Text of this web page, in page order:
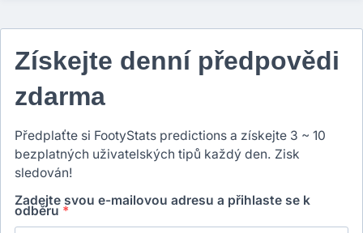
Získejte denní předpovědi
zdarma
Předplaťte si FootyStats predictions a získejte 3 ~ 10
bezplatných uživatelských tipů každý den. Zisk
sledován!
Zadejte svou e-mailovou adresu a přihlaste se k
odběru *